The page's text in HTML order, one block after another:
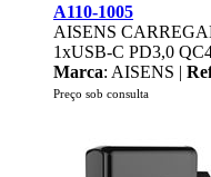
A110-1005
AISENS
1xUSB-C PD3,0
Marca: AISENS |
Preço sob consulta